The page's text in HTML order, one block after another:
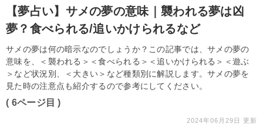
【夢占い】サメの夢の意味｜襲われる夢は凶
夢？食べられる/追いかけられるなど
サメの夢は何の暗示なのでしょうか？この記事では、サメの夢の
意味を、＜襲われる＞＜食べられる＞＜追いかけられる＞＜遊ぶ
＞など状況別、＜大きい＞など種類別に解説します。サメの夢を
見た時の注意点も紹介するので参考にしてください。
( 6ページ目 )
2024年06月29日 更新